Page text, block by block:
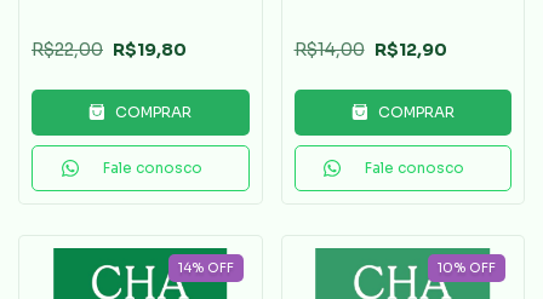
R$22,00 R$19,80
COMPRAR
Fale conosco
R$14,00 R$12,90
COMPRAR
Fale conosco
14% OFF 10% OFF